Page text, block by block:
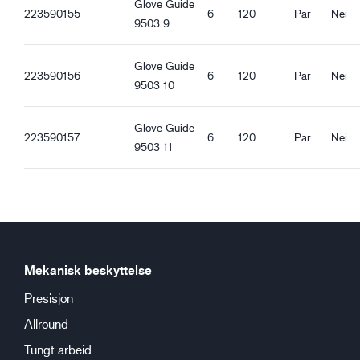
Tett passform
Vanntett håndflate
Strikket mansjett
Berøringsfunksjon
Godt vått grep
223590155
Glove Guide
9503 9
6 120 Par Nei
223590156
Glove Guide
9503 10
6 120 Par Nei
223590157
Glove Guide
9503 11
6 120 Par Nei
Mekanisk beskyttelse
Presisjon
Allround
Tungt arbeid